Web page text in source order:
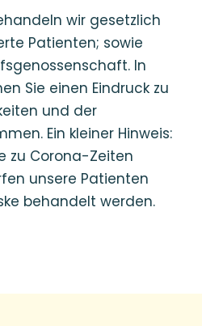
wir gesetzlich
Patienten; sowie
In
Sie einen Eindruck zu
und der
Ein kleiner Hinweis:
zu Corona-Zeiten
unsere Patienten
behandelt werden.